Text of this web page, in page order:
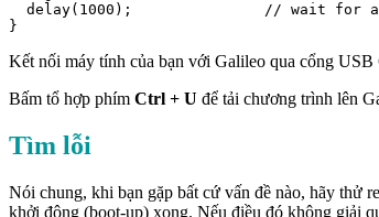
delay(1000);               // wait for
}
Kết nối máy tính của bạn với Galileo qua cổng USB
Bấm tổ hợp phím Ctrl + U để tải chương trình lên
Tìm lỗi
Nói chung, khi bạn gặp bất cứ vấn đề nào, hãy thử
khởi động (boot-up) xong. Nếu điều đó không giải